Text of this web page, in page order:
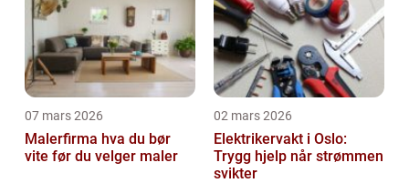
07 mars 2026
Malerfirma hva du bør
vite før du velger maler
02 mars 2026
Elektrikervakt i Oslo:
Trygg hjelp når strømmen
svikter